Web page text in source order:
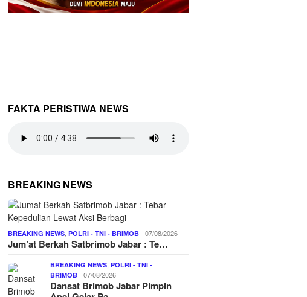
FAKTA PERISTIWA NEWS
BREAKING NEWS
BREAKING NEWS,POLRI - TNI - BRIMOB 07/08/2026
Jum’at Berkah Satbrimob Jabar : Te…
BREAKING NEWS,POLRI - TNI -
BRIMOB
07/08/2026
Dansat Brimob Jabar Pimpin